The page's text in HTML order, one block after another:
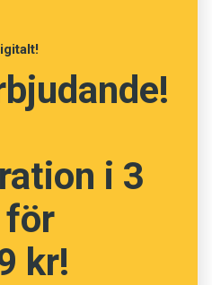
i 3
för
kr!